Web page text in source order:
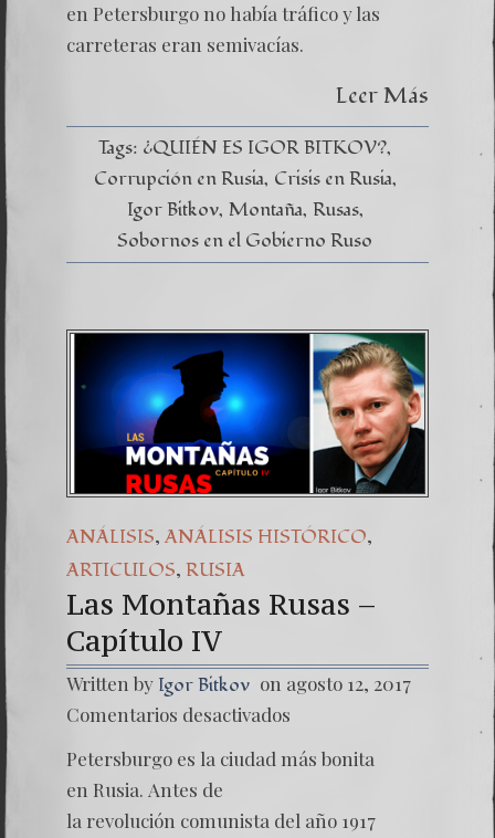
en Petersburgo no había tráfico y las
carreteras eran semivacías.
Leer Más
Tags: ¿QUIÉN ES IGOR BITKOV?
Corrupción en Rusia Crisis en Rusia
Igor Bitkov Montaña Rusas
Sobornos en el Gobierno Ruso
ANÁLISIS, ANÁLISIS HISTÓRICO,
ARTICULOS, RUSIA
Las Montañas Rusas –
Capítulo IV
Written by Igor Bitkov on agosto 12, 2017
Comentarios desactivados
Petersburgo es la ciudad más bonita
en Rusia. Antes de
la revolución comunista del año 1917